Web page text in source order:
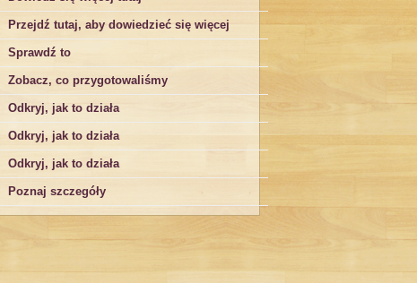
Przejdź tutaj, aby dowiedzieć się więcej
Sprawdź to
Zobacz, co przygotowaliśmy
Odkryj, jak to działa
Odkryj, jak to działa
Odkryj, jak to działa
Poznaj szczegóły